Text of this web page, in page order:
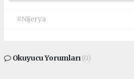
#Nijerya
Okuyucu Yorumları(0)